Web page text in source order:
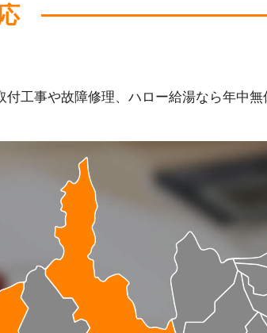
工事や故障修理、ハロー給湯なら年中